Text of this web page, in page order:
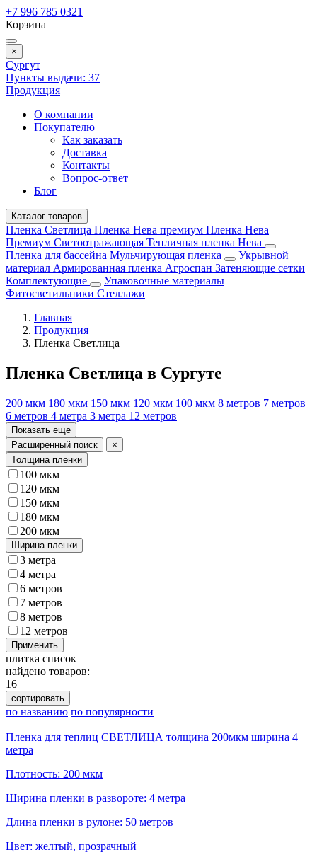
+7 996 785 0321
Корзина
×
Сургут
Пункты выдачи: 37
Продукция
О компании
Покупателю
Как заказать
Доставка
Контакты
Вопрос-ответ
Блог
Каталог товаров
Пленка Светлица Пленка Нева премиум Пленка Нева
Премиум Светоотражающая Тепличная пленка Нева
Пленка для бассейна Мульчирующая пленка
Укрывной
материал Армированная пленка Агроспан Затеняющие сетки
Комплектующие
Упаковочные материалы
Фитосветильники Стеллажи
Главная
Продукция
Пленка Светлица
Пленка Светлица в Сургуте
200 мкм 180 мкм 150 мкм 120 мкм 100 мкм 8 метров 7 метров
6 метров 4 метра 3 метра 12 метров
Показать еще
Расширенный поиск
×
Толщина пленки
100 мкм
120 мкм
150 мкм
180 мкм
200 мкм
Ширина пленки
3 метра
4 метра
6 метров
7 метров
8 метров
12 метров
Применить
плитка список
найдено товаров:
16
сортировать
по названию по популярности
Пленка для теплиц СВЕТЛИЦА толщина 200мкм ширина 4
метра
Плотность: 200 мкм
Ширина пленки в развороте: 4 метра
Длина пленки в рулоне: 50 метров
Цвет: желтый, прозрачный